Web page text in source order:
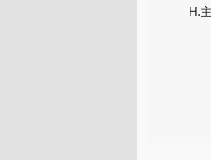
H.